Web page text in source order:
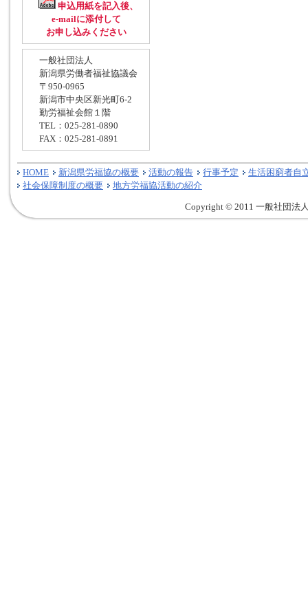
申込用紙を記入後、
e-mailに添付して
お申し込みください
一般社団法人
新潟県労働者福祉協議会
〒950-0965
新潟市中央区新光町6-2
勤労福祉会館１階
TEL：025-281-0890
FAX：025-281-0891
HOME 新潟県労福協の概要 活動の報告 行事予定
生活困窮者自
社会保障制度の概要
地方労福協活動の紹介
Copyright © 2011 一般社団法